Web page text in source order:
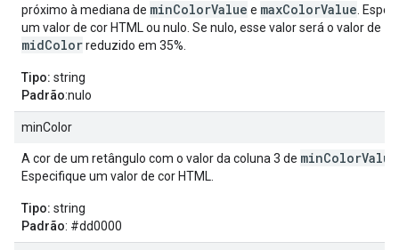
próximo à mediana de minColorValue e maxColorValue .
um valor de cor HTML ou nulo. Se nulo, esse valor será o valor de
midColorreduzido em 35%.
Tipo: string
Padrão:nulo
minColor
A cor de um retângulo com o valor da coluna 3 de minColorValue
Especifique um valor de cor HTML.
Tipo: string
Padrão: #dd0000